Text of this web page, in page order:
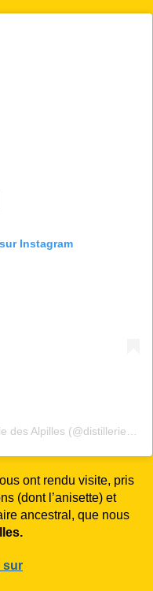
Instagram
ont rendu visite, pris
(dont l’anisette) et
ancestral, que nous
sur